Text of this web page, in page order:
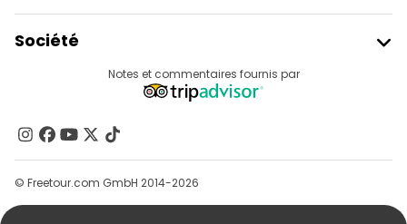
Connexion Du Fournisseur
Programme D’affiliation
Société
Contactez-Nous
Groupes
Aide
Notes et commentaires fournis par
© Freetour.com GmbH 2014-2026